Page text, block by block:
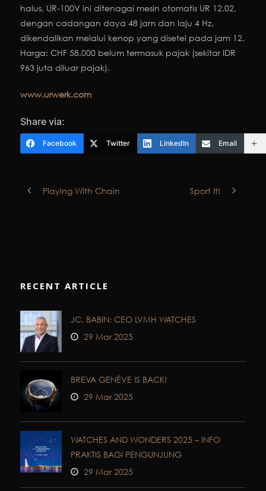
halus, UR-100V ini ditenagai mesin otomatis UR 12.02,
dengan cadangan daya 48 jam dan laju 4 Hz,
dikendalikan melalui kenop yang disetel pada jam 12.
Harga: CHF 58.000 belum termasuk pajak (sekitar IDR
963 juta diluar pajak).
www.urwerk.com
Share via:
Facebook Twitter LinkedIn Email
Playing With Chain Sport It!
RECENT ARTICLE
JC. BABIN: CEO LVMH WATCHES
29 Mar 2025
BREVA GENÈVE IS BACK!
29 Mar 2025
WATCHES AND WONDERS 2025 – INFO
PRAKTIS BAGI PENGUNJUNG
29 Mar 2025